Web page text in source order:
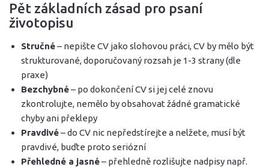
Pět základních zásad pro psaní
životopisu
Stručné– nepište CV jako slohovou práci, CV by mělo být
strukturované, doporučovaný rozsah je 1-3 strany (dle
praxe)
Bezchybné– po dokončení CV si jej celé znovu
zkontrolujte, nemělo by obsahovat žádné gramatické
chyby ani překlepy
Pravdivé– do CV nic nepředstírejte a nelžete, musí být
pravdivé, buďte proto seriózní
Přehledné a jasné– přehledně rozlišujte nadpisy např.